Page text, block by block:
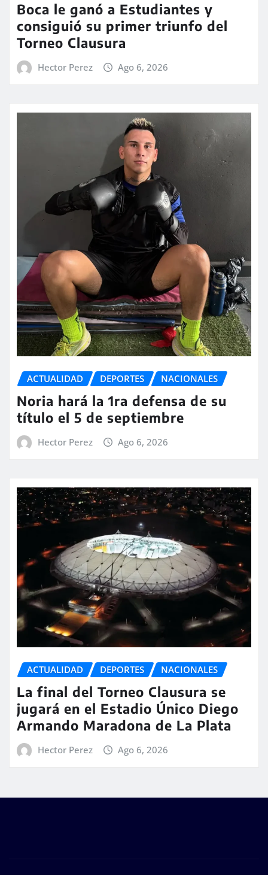
Boca le ganó a Estudiantes y
consiguió su primer triunfo del
Torneo Clausura
Hector Perez Ago 6, 2026
ACTUALIDAD DEPORTES NACIONALES
Noria hará la 1ra defensa de su
título el 5 de septiembre
Hector Perez Ago 6, 2026
ACTUALIDAD DEPORTES NACIONALES
La final del Torneo Clausura se
jugará en el Estadio Único Diego
Armando Maradona de La Plata
Hector Perez Ago 6, 2026